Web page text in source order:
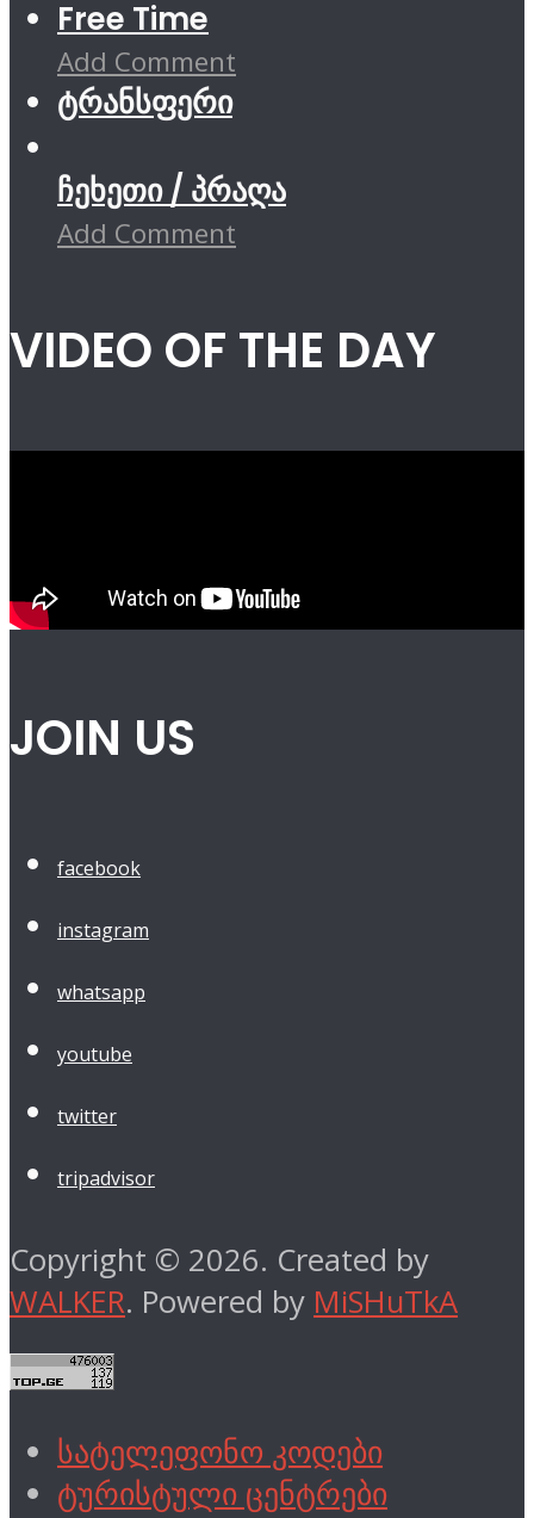
Free Time
Add Comment
ტრანსფერი
ჩეხეთი / პრაღა
Add Comment
VIDEO OF THE DAY
JOIN US
facebook
instagram
whatsapp
youtube
twitter
tripadvisor
Copyright © 2026. Created by
WALKER. Powered by MiSHuTkA
სატელეფონო კოდები
ტურისტული ცენტრები